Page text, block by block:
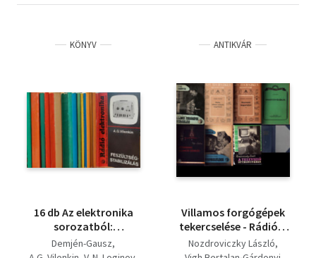
KÖNYV
16 db Az elektronika
sorozatból:
Elektronika-Hobby '80,
Feszültségstabilizálás,
Demjén-Gausz
ANTIKVÁR
Villamos forgógépek
tekercselése - Rádiós,
villamos tanácsok,
megoldások -
Nozdroviczky László